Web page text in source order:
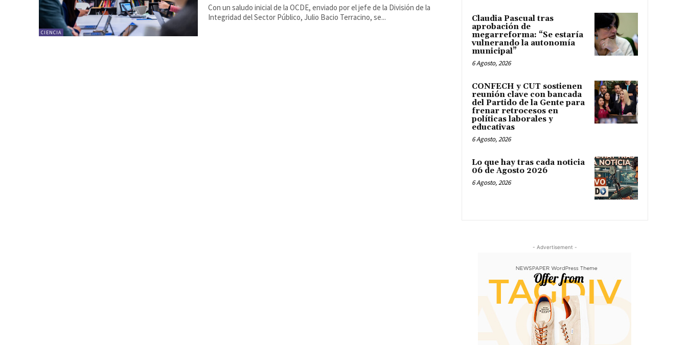
CIENCIA
Con un saludo inicial de la OCDE, enviado por el jefe de la División de la
Integridad del Sector Público, Julio Bacio Terracino, se...
Claudia Pascual tras
aprobación de
megarreforma: “Se estaría
vulnerando la autonomía
municipal”
6 Agosto, 2026
CONFECH y CUT sostienen
reunión clave con bancada
del Partido de la Gente para
frenar retrocesos en
políticas laborales y
educativas
6 Agosto, 2026
Lo que hay tras cada noticia
06 de Agosto 2026
6 Agosto, 2026
- Advertisement -